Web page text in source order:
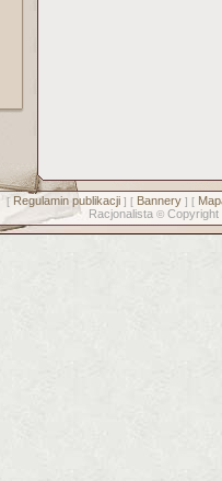
[ Regulamin publikacji] [ Bannery] [
Racjonalista © Copyright